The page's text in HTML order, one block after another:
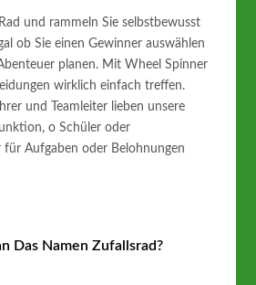
und rammeln Sie selbstbewusst
ob Sie einen Gewinner auswählen
planen. Mit Wheel Spinner
wirklich einfach treffen.
und Teamleiter lieben unsere
o Schüler oder
für Aufgaben oder Belohnungen
Das Namen Zufallsrad?